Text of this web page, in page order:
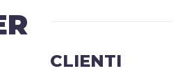
CLIENTI